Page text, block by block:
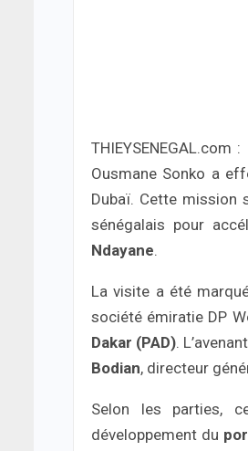
Ousmane Sonko a
Dubaï. Cette mission
sénégalais pour
Ndayane.
La visite a été
société émiratie DP
Dakar (PAD).
Bodian, directeur
Selon les parties,
développement du